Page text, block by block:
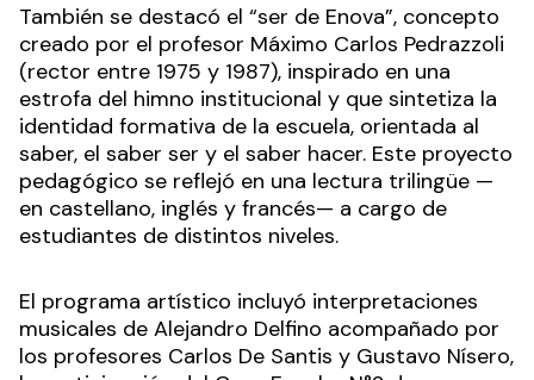
También se destacó el “ser de Enova”, concepto
creado por el profesor Máximo Carlos Pedrazzoli
(rector entre 1975 y 1987), inspirado en una
estrofa del himno institucional y que sintetiza la
identidad formativa de la escuela, orientada al
saber, el saber ser y el saber hacer. Este proyecto
pedagógico se reflejó en una lectura trilingüe —
en castellano, inglés y francés— a cargo de
estudiantes de distintos niveles.
El programa artístico incluyó interpretaciones
musicales de Alejandro Delfino acompañado por
los profesores Carlos De Santis y Gustavo Nísero,